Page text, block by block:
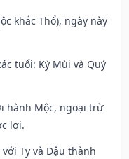
khắc Thổ), ngày này
tuổi: Kỷ Mùi và Quý
hành Mộc, ngoại trừ
lợi.
Tỵ và Dậu thành